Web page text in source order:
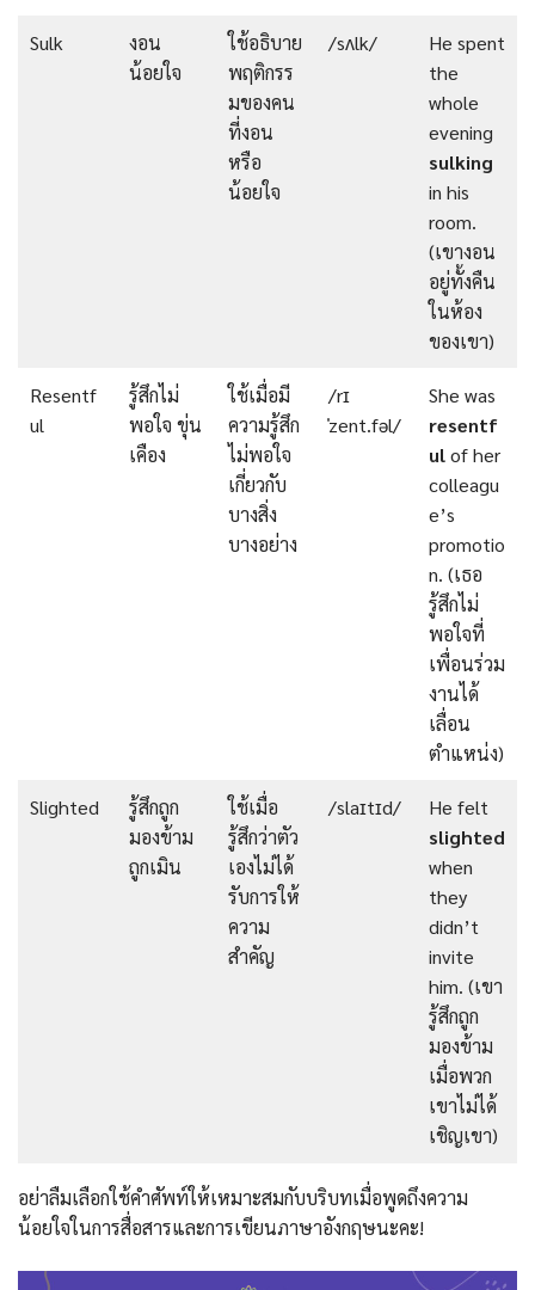
Sulk
งอน
น้อยใจ
ใช้อธิบาย
พฤติกรร
มของคน
ที่งอน
หรือ
น้อยใจ
/sʌlk/
He spent
the
whole
evening
sulking
in his
room.
(เขางอน
อยู่ทั้งคืน
ในห้อง
ของเขา)
Resentf
ul
รู้สึกไม่
พอใจ ขุ่น
เคือง
ใช้เมื่อมี
ความรู้สึก
ไม่พอใจ
เกี่ยวกับ
บางสิ่ง
บางอย่าง
/rɪ
ˈzent.fəl/
She was
resentf
ulof her
colleagu
e’s
promotio
n. (เธอ
รู้สึกไม่
พอใจที่
เพื่อนร่วม
งานได้
เลื่อน
ตำแหน่ง)
Slighted
รู้สึกถูก
มองข้าม
ถูกเมิน
ใช้เมื่อ
รู้สึกว่าตัว
เองไม่ได้
รับการให้
ความ
สำคัญ
/slaɪtɪd/
He felt
slighted
when
they
didn’t
invite
him. (เขา
รู้สึกถูก
มองข้าม
เมื่อพวก
เขาไม่ได้
เชิญเขา)
อย่าลืมเลือกใช้คำศัพท์ให้เหมาะสมกับบริบทเมื่อพูดถึงความ
น้อยใจในการสื่อสารและการเขียนภาษาอังกฤษนะคะ!